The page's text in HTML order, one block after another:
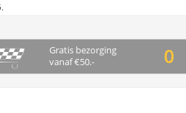
Gratis bezorging
vanaf €50.-
0